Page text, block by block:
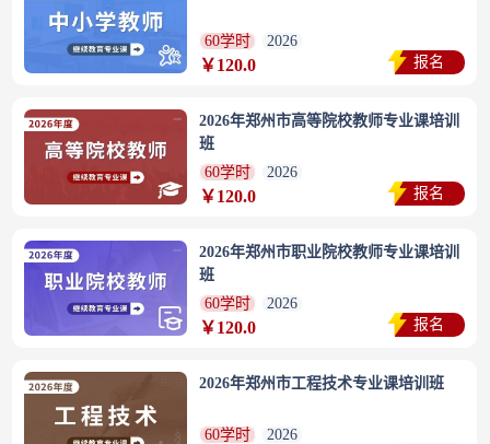
60学时 2026
￥120.0 报名
2026年郑州市高等院校教师专业课培训
班
60学时
2026
￥120.0 报名
2026年郑州市职业院校教师专业课培训
班
60学时
2026
￥120.0 报名
2026年郑州市工程技术专业课培训班
60学时 2026